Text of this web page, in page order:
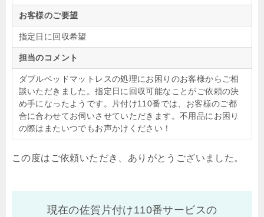
お客様のご要望
指定日に回収希望
担当のコメント
ダブルベッドマットレスの処理にお困りのお客様からご相
談いただきました。指定日に回収可能なことがご依頼の決
め手になったようです。片付け110番では、お客様のご都
合に合わせてお伺いさせていただきます。不用品にお困り
の際はまたいつでもお声かけください！
この度はご依頼いただき、ありがとうございました。
現在の佐賀片付け110番サービスの